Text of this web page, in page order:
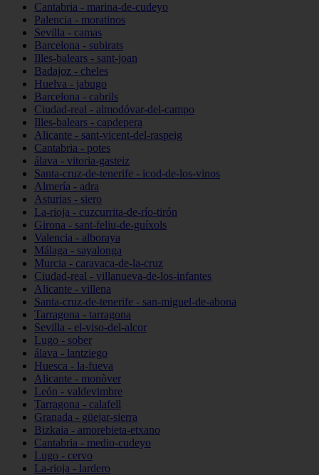
Cantabria - marina-de-cudeyo
Palencia - moratinos
Sevilla - camas
Barcelona - subirats
Illes-balears - sant-joan
Badajoz - cheles
Huelva - jabugo
Barcelona - cabrils
Ciudad-real - almodóvar-del-campo
Illes-balears - capdepera
Alicante - sant-vicent-del-raspeig
Cantabria - potes
álava - vitoria-gasteiz
Santa-cruz-de-tenerife - icod-de-los-vinos
Almería - adra
Asturias - siero
La-rioja - cuzcurrita-de-río-tirón
Girona - sant-feliu-de-guíxols
Valencia - alboraya
Málaga - sayalonga
Murcia - caravaca-de-la-cruz
Ciudad-real - villanueva-de-los-infantes
Alicante - villena
Santa-cruz-de-tenerife - san-miguel-de-abona
Tarragona - tarragona
Sevilla - el-viso-del-alcor
Lugo - sober
álava - lantziego
Huesca - la-fueva
Alicante - monòver
León - valdevimbre
Tarragona - calafell
Granada - güejar-sierra
Bizkaia - amorebieta-etxano
Cantabria - medio-cudeyo
Lugo - cervo
La-rioja - lardero